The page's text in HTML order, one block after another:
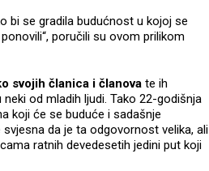
bi se gradila budućnost u kojoj se
poručili su ovom prilikom
svojih članica i članova te ih
od mladih ljudi. Tako 22-godišnja
koji će se buduće i sadašnje
da je ta odgovornost velika, ali
ratnih devedesetih jedini put koji